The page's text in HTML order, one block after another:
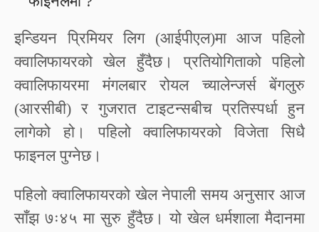
इन्डियन प्रिमियर लिग (आईपीएल)मा आज पहिलो
क्वालिफायरको खेल हुँदैछ। प्रतियोगिताको पहिलो
क्वालिफायरमा मंगलबार रोयल च्यालेन्जर्स बेंगलुरु
(आरसीबी) र गुजरात टाइटन्सबीच प्रतिस्पर्धा हुन
लागेको हो। पहिलो क्वालिफायरको विजेता सिधै
फाइनल पुग्नेछ।
पहिलो क्वालिफायरको खेल नेपाली समय अनुसार आज
साँझ ७ः४५ मा सुरु हुँदैछ। यो खेल धर्मशाला मैदानमा